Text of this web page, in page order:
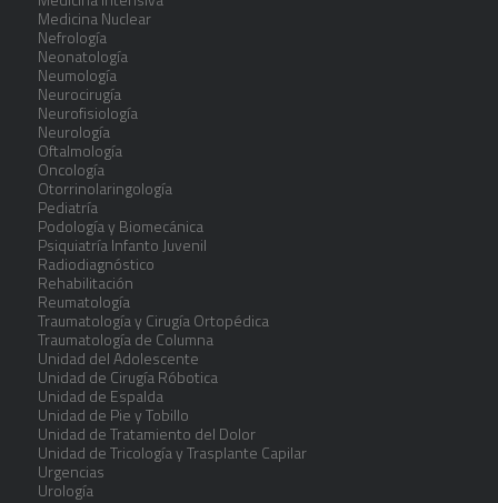
Medicina Nuclear
Nefrología
Neonatología
Neumología
Neurocirugía
Neurofisiología
Neurología
Oftalmología
Oncología
Otorrinolaringología
Pediatría
Podología y Biomecánica
Psiquiatría Infanto Juvenil
Radiodiagnóstico
Rehabilitación
Reumatología
Traumatología y Cirugía Ortopédica
Traumatología de Columna
Unidad del Adolescente
Unidad de Cirugía Róbotica
Unidad de Espalda
Unidad de Pie y Tobillo
Unidad de Tratamiento del Dolor
Unidad de Tricología y Trasplante Capilar
Urgencias
Urología